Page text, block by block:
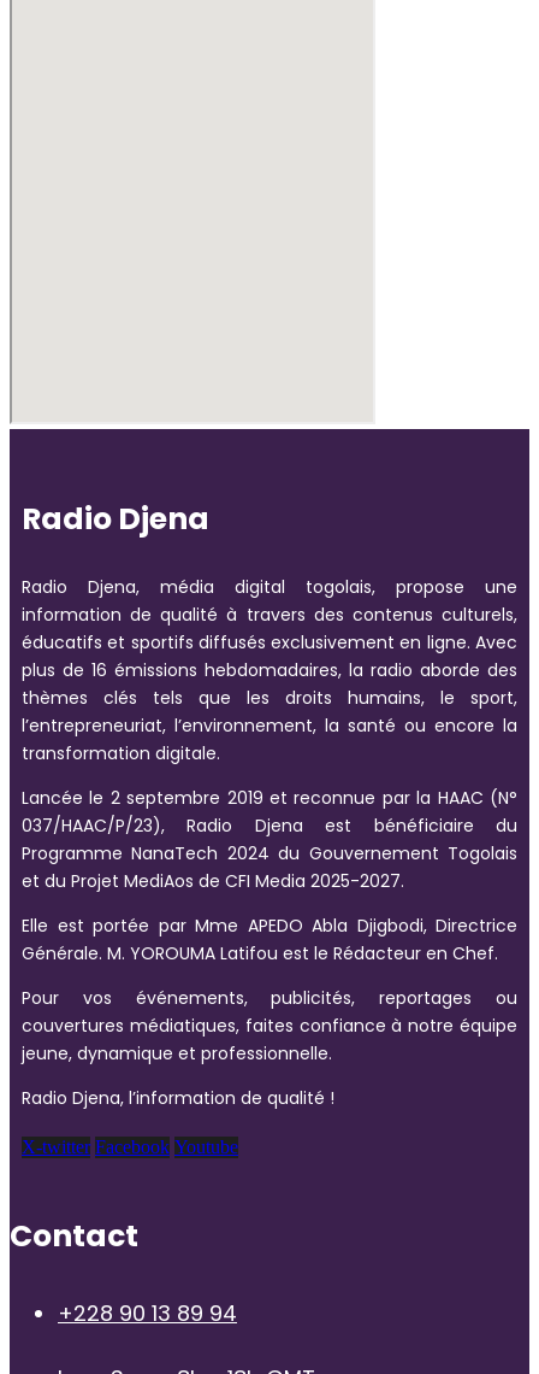
Radio Djena
Radio Djena, média digital togolais, propose une
information de qualité à travers des contenus culturels,
éducatifs et sportifs diffusés exclusivement en ligne. Avec
plus de 16 émissions hebdomadaires, la radio aborde des
thèmes clés tels que les droits humains, le sport,
l’entrepreneuriat, l’environnement, la santé ou encore la
transformation digitale.
Lancée le 2 septembre 2019 et reconnue par la HAAC (N°
037/HAAC/P/23), Radio Djena est bénéficiaire du
Programme NanaTech 2024 du Gouvernement Togolais
et du Projet MediAos de CFI Media 2025-2027.
Elle est portée par Mme APEDO Abla Djigbodi, Directrice
Générale. M. YOROUMA Latifou est le Rédacteur en Chef.
Pour vos événements, publicités, reportages ou
couvertures médiatiques, faites confiance à notre équipe
jeune, dynamique et professionnelle.
Radio Djena, l’information de qualité !
X-twitter Facebook Youtube
Contact
+228 90 13 89 94